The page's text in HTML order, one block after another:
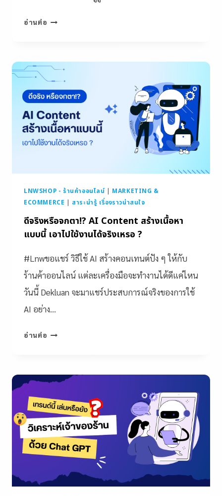
อ่านต่อ
LNWSHOP - ร้านค้าออนไลน์ | MARKETING &
ECOMMERCE | สาระน่ารู้ เรื่องราวน่าสนใจ
ดีจริงหรือจกตา!? AI Content สร้างเนื้อหา
แบบนี้ เอาไปใช้งานได้จริงเหรอ ?
#Lnwขอแชร์ วิธีใช้ AI สร้างคอนเทนต์ปัง ๆ ให้กับ
ร้านค้าออนไลน์ แต่ละเครื่องมือจะทำงานได้ดีแค่ไหน
วันนี้ Dekluan จะมาแชร์ประสบการณ์จริงของการใช้
AI อย่าง…
อ่านต่อ